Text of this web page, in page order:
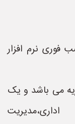
فوری نرم افزار
می باشد و یک